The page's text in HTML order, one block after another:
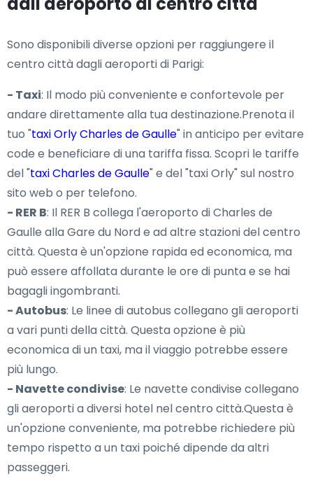
Sono disponibili diverse opzioni per raggiungere il
centro città dagli aeroporti di Parigi:
- Taxi: Il modo più conveniente e confortevole per
andare direttamente alla tua destinazione.Prenota il
tuo "taxi Orly Charles de Gaulle" in anticipo per evitare
code e beneficiare di una tariffa fissa. Scopri le tariffe
del "taxi Charles de Gaulle" e del "taxi Orly" sul nostro
sito web o per telefono.
- RER B: Il RER B collega l'aeroporto di Charles de
Gaulle alla Gare du Nord e ad altre stazioni del centro
città. Questa è un'opzione rapida ed economica, ma
può essere affollata durante le ore di punta e se hai
bagagli ingombranti.
- Autobus: Le linee di autobus collegano gli aeroporti
a vari punti della città. Questa opzione è più
economica di un taxi, ma il viaggio potrebbe essere
più lungo.
- Navette condivise: Le navette condivise collegano
gli aeroporti a diversi hotel nel centro città.Questa è
un'opzione conveniente, ma potrebbe richiedere più
tempo rispetto a un taxi poiché dipende da altri
passeggeri.